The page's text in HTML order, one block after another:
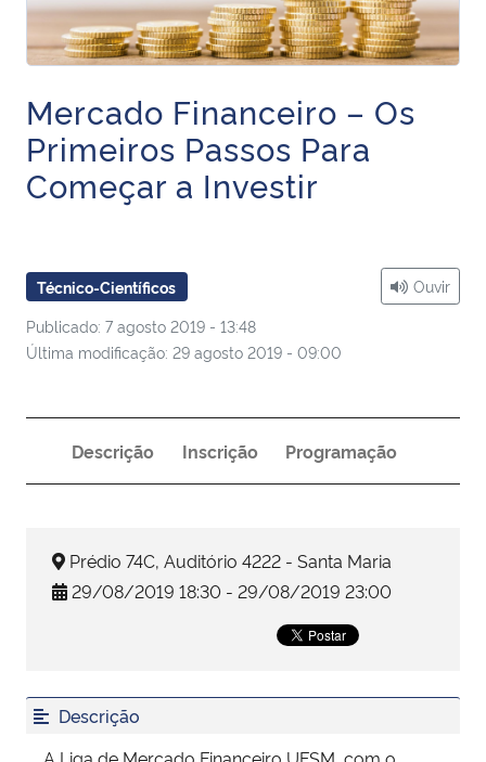
Ministério da Cidadania
Ministério da Ciência, Tecnologia, Inovações e Comunicações
Ministério do Turismo
Ministério do Desenvolvimento Regional
Controladoria-Geral da União
Secretaria de Governo
Advocacia-Geral da União
Mercado Financeiro – Os
Primeiros Passos Para
Começar a Investir
Técnico-Científicos
Publicado: 7 agosto 2019 - 13:48
Última modificação: 29 agosto 2019 - 09:00
Ouvir
Descrição Inscrição Programação
Prédio 74C, Auditório 4222 - Santa Maria
29/08/2019 18:30 - 29/08/2019 23:00
Descrição